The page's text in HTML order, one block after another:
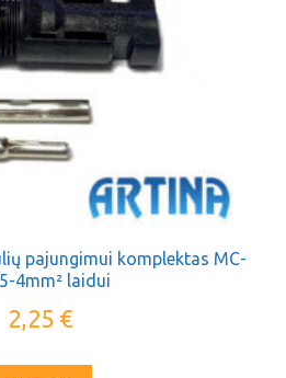
pajungimui komplektas MC-
4mm² laidui
2,25 €